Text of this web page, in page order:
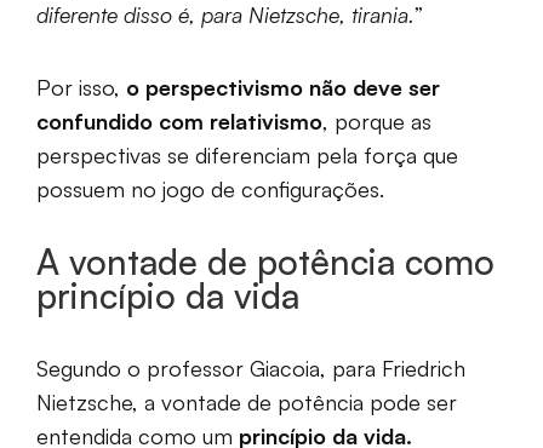
diferente disso é, para Nietzsche, tirania.”
Por isso, o perspectivismo não deve ser
confundido com relativismo, porque as
perspectivas se diferenciam pela força que
possuem no jogo de configurações.
A vontade de potência como
princípio da vida
Segundo o professor Giacoia, para Friedrich
Nietzsche, a vontade de potência pode ser
entendida como um princípio da vida.